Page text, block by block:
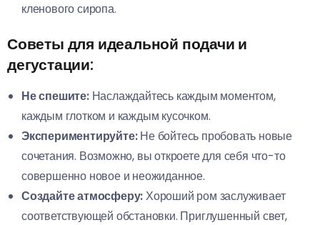
кленового сиропа.
Советы для идеальной подачи и
дегустации:
Не спешите:Наслаждайтесь каждым моментом,
каждым глотком и каждым кусочком.
Экспериментируйте:Не бойтесь пробовать новые
сочетания. Возможно, вы откроете для себя что-то
совершенно новое и неожиданное.
Создайте атмосферу:Хороший ром заслуживает
соответствующей обстановки. Приглушенный свет,